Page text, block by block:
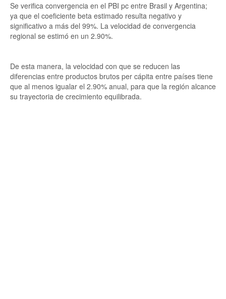
Se verifica convergencia en el PBI pc entre Brasil y Argentina;
ya que el coeficiente beta estimado resulta negativo y
significativo a más del 99%. La velocidad de convergencia
regional se estimó en un 2.90%.
De esta manera, la velocidad con que se reducen las
diferencias entre productos brutos per cápita entre países tiene
que al menos igualar el 2.90% anual, para que la región alcance
su trayectoria de crecimiento equilibrada.